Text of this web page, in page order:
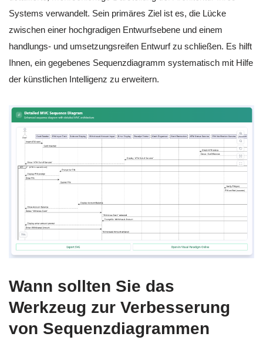
Systems verwandelt. Sein primäres Ziel ist es, die Lücke
zwischen einer hochgradigen Entwurfsebene und einem
handlungs- und umsetzungsreifen Entwurf zu schließen. Es hilft
Ihnen, ein gegebenes Sequenzdiagramm systematisch mit Hilfe
der künstlichen Intelligenz zu erweitern.
Wann sollten Sie das
Werkzeug zur Verbesserung
von Sequenzdiagrammen